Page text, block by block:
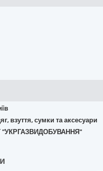
взуття, сумки та аксесуари
"УКРГАЗВИДОБУВАННЯ"